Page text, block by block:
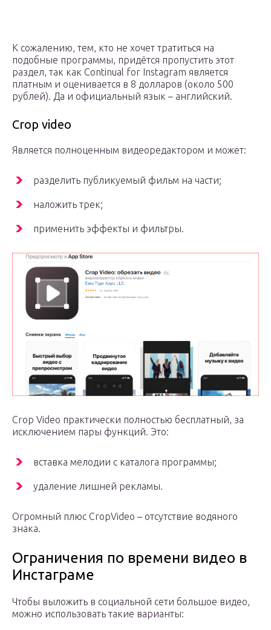
К сожалению, тем, кто не хочет тратиться на
подобные программы, придётся пропустить этот
раздел, так как Continual for Instagram является
платным и оценивается в 8 долларов (около 500
рублей). Да и официальный язык – английский.
Crop video
Является полноценным видеоредактором и может:
разделить публикуемый фильм на части;
наложить трек;
применить эффекты и фильтры.
Crop Video практически полностью бесплатный, за
исключением пары функций. Это:
вставка мелодии с каталога программы;
удаление лишней рекламы.
Огромный плюс CropVideo – отсутствие водяного
знака.
Ограничения по времени видео в
Инстаграме
Чтобы выложить в социальной сети большое видео,
можно использовать такие варианты: